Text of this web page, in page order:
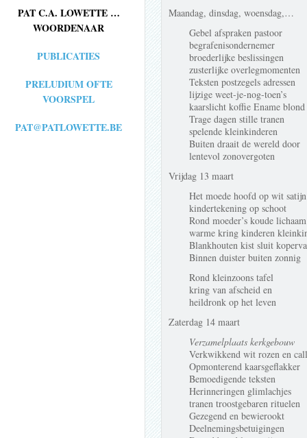
PAT C.A. LOWETTE …
WOORDENAAR
PUBLICATIES
PRELUDIUM OFTE
VOORSPEL
PAT@PATLOWETTE.BE
Maandag, dinsdag, woensdag,…
Gebel afspraken pastoor
begrafenisondernemer
broederlijke beslissingen
zusterlijke overlegmomenten
Teksten postzegels adressen
lijzige weet-je-nog-toen’s
kaarslicht koffie Ename blond
Trage dagen stille tranen
spelende kleinkinderen
Buiten draait de wereld door
lentevol zonovergoten
Vrijdag 13 maart
Het moede hoofd op wit satijn
kindertekening op schoot
Rond moeder’s koude lichaam
warme kring kinderen
Blankhouten kist sluit
Binnen duister buiten zonnig
Rond kleinzoons tafel
kring van afscheid en
heildronk op het leven
Zaterdag 14 maart
Verzamelplaats kerkgebouw
Verkwikkend wit rozen en
Opmonterend kaarsgeflakker
Bemoedigende teksten
Herinneringen glimlachjes
tranen troostgebaren rituelen
Gezegend en bewierookt
Deelnemingsbetuigingen